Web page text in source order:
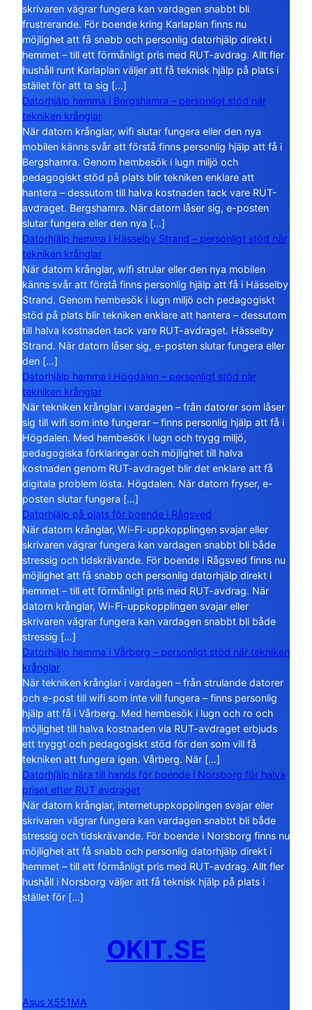
skrivaren vägrar fungera kan vardagen snabbt bli
frustrerande. För boende kring Karlaplan finns nu
möjlighet att få snabb och personlig datorhjälp direkt i
hemmet – till ett förmånligt pris med RUT-avdrag. Allt fler
hushåll runt Karlaplan väljer att få teknisk hjälp på plats i
stället för att ta sig […]
Datorhjälp hemma i Bergshamra – personligt stöd när
tekniken krånglar
När datorn krånglar, wifi slutar fungera eller den nya
mobilen känns svår att förstå finns personlig hjälp att få i
Bergshamra. Genom hembesök i lugn miljö och
pedagogiskt stöd på plats blir tekniken enklare att
hantera – dessutom till halva kostnaden tack vare RUT-
avdraget. Bergshamra. När datorn låser sig, e-posten
slutar fungera eller den nya […]
Datorhjälp hemma i Hässelby Strand – personligt stöd när
tekniken krånglar
När datorn krånglar, wifi strular eller den nya mobilen
känns svår att förstå finns personlig hjälp att få i Hässelby
Strand. Genom hembesök i lugn miljö och pedagogiskt
stöd på plats blir tekniken enklare att hantera – dessutom
till halva kostnaden tack vare RUT-avdraget. Hässelby
Strand. När datorn låser sig, e-posten slutar fungera eller
den […]
Datorhjälp hemma i Högdalen – personligt stöd när
tekniken krånglar
När tekniken krånglar i vardagen – från datorer som låser
sig till wifi som inte fungerar – finns personlig hjälp att få i
Högdalen. Med hembesök i lugn och trygg miljö,
pedagogiska förklaringar och möjlighet till halva
kostnaden genom RUT-avdraget blir det enklare att få
digitala problem lösta. Högdalen. När datorn fryser, e-
posten slutar fungera […]
Datorhjälp på plats för boende i Rågsved
När datorn krånglar, Wi-Fi-uppkopplingen svajar eller
skrivaren vägrar fungera kan vardagen snabbt bli både
stressig och tidskrävande. För boende i Rågsved finns nu
möjlighet att få snabb och personlig datorhjälp direkt i
hemmet – till ett förmånligt pris med RUT-avdrag. När
datorn krånglar, Wi-Fi-uppkopplingen svajar eller
skrivaren vägrar fungera kan vardagen snabbt bli både
stressig […]
Datorhjälp hemma i Vårberg – personligt stöd när tekniken
krånglar
När tekniken krånglar i vardagen – från strulande datorer
och e-post till wifi som inte vill fungera – finns personlig
hjälp att få i Vårberg. Med hembesök i lugn och ro och
möjlighet till halva kostnaden via RUT-avdraget erbjuds
ett tryggt och pedagogiskt stöd för den som vill få
tekniken att fungera igen. Vårberg. När […]
Datorhjälp nära till hands för boende i Norsborg för halva
priset efter RUT avdraget
När datorn krånglar, internetuppkopplingen svajar eller
skrivaren vägrar fungera kan vardagen snabbt bli både
stressig och tidskrävande. För boende i Norsborg finns nu
möjlighet att få snabb och personlig datorhjälp direkt i
hemmet – till ett förmånligt pris med RUT-avdrag. Allt fler
hushåll i Norsborg väljer att få teknisk hjälp på plats i
stället för […]
OKIT.SE
Asus X551MA